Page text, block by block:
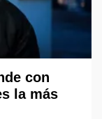
con
la más